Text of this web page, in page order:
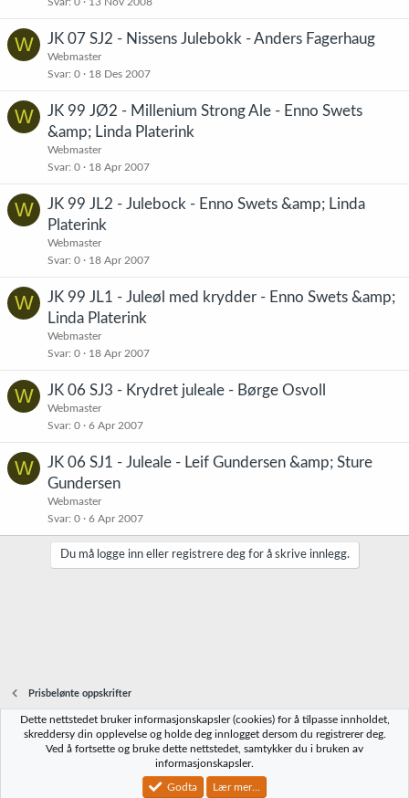
W JK 07 SJ2 - Nissens Julebokk - Anders Fagerhaug
Webmaster
Svar 0 18 Des 2007
W
JK 99 JØ2 - Millenium Strong Ale - Enno Swets
&amp; Linda Platerink
Webmaster
Svar 0 18 Apr 2007
W
JK 99 JL2 - Julebock - Enno Swets &amp; Linda
Platerink
Webmaster
Svar 0 18 Apr 2007
W
JK 99 JL1 - Juleøl med krydder - Enno Swets &amp;
Linda Platerink
Webmaster
Svar 0 18 Apr 2007
W JK 06 SJ3 - Krydret juleale - Børge Osvoll
Webmaster
Svar 0 6 Apr 2007
W
JK 06 SJ1 - Juleale - Leif Gundersen &amp; Sture
Gundersen
Webmaster
Svar 0 6 Apr 2007
Du må logge inn eller registrere deg for å skrive innlegg.
Prisbelønte oppskrifter
Norbrygg-default
Vilkår og regler Personvernregler
Community platform by XenForo® © 2010-2023 XenForo Ltd.
Dette nettstedet bruker informasjonskapsler (cookies) for å tilpasse innholdet,
skreddersy din opplevelse og holde deg innlogget dersom du registrerer deg.
Ved å fortsette og bruke dette nettstedet, samtykker du i bruken av
informasjonskapsler.
Godta Lær mer...